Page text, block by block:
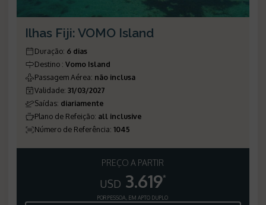
Ilhas Fiji: VOMO Island
Duração: 6 dias
Destino : Vomo Island
Passagem Aérea: não inclusa
Validade: 31/03/2027
Saídas: diariamente
Plano de Refeição: all inclusive
Número de Referência: 1045
PREÇO A PARTIR
USD 3.619*
POR PESSOA, EM APTO DUPLO